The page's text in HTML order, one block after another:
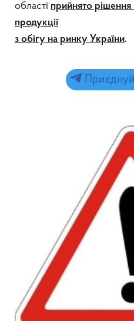
області прийнято
продукції
з обігу на ринку України.